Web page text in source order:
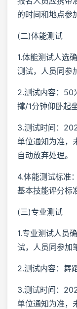
的时间和地点参
(二)体能测试
1.体能测试人选
测试，人员同参
2.测试内容：50
撑/1分钟仰卧起
3.测试时间：
单位通知为准，
自动放弃处理。
4.体能测试标准
基本技能评分标
(三)专业测试
1.专业测试人员
试，人员同参加
2.测试内容：舞
3.测试时间：
单位通知为准，